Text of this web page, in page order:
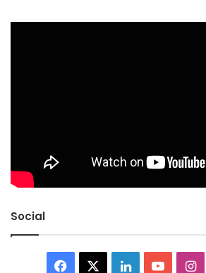
Social
Facebook LinkedIn